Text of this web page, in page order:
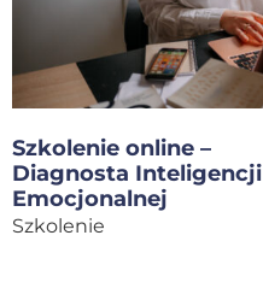
Szkolenie online –
Diagnosta Inteligencji
Emocjonalnej
Szkolenie